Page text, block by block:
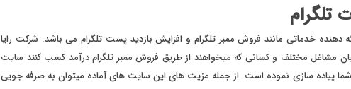
تلگرام
دهنده خدماتی مانند فروش ممبر تلگرام و افزایش بازدید پست تلگرام می باشد. شرکت رایا
مشاغل مختلف و کسانی که میخواهند از طریق فروش ممبر تلگرام درآمد کسب کنند سایت
شما پیاده سازی نموده است. از جمله مزیت های این سایت های آماده میتوان به صرفه جویی